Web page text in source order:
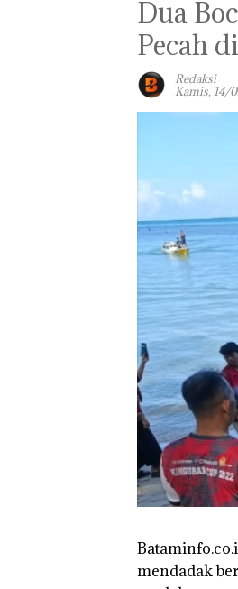
Dua
Pecah
Redaksi
Kamis, 14/
mendadak